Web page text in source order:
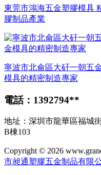
東莞市鴻海五金塑膠模具
膠制品產業
寧波市北侖區大矸一朝五
模具的精密制造專家
電話：1392794**
地址：深圳市龍華區福城
B棟103
Copyright © 2026
市昶通塑膠五金制品有限